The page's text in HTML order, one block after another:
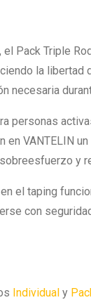
Pack Triple
la
necesaria
personas
VANTELIN
y
el taping
con
Individualy